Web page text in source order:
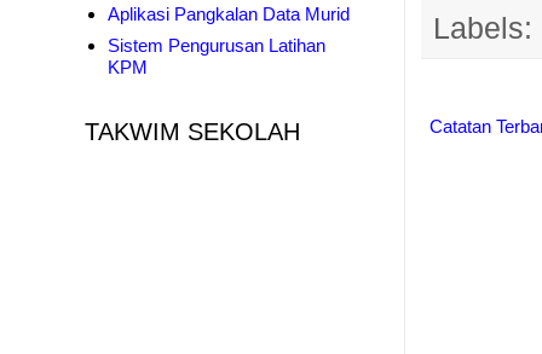
Labels:
Catatan
Aplikasi Pangkalan Data Murid
Sistem Pengurusan Latihan
KPM
TAKWIM SEKOLAH